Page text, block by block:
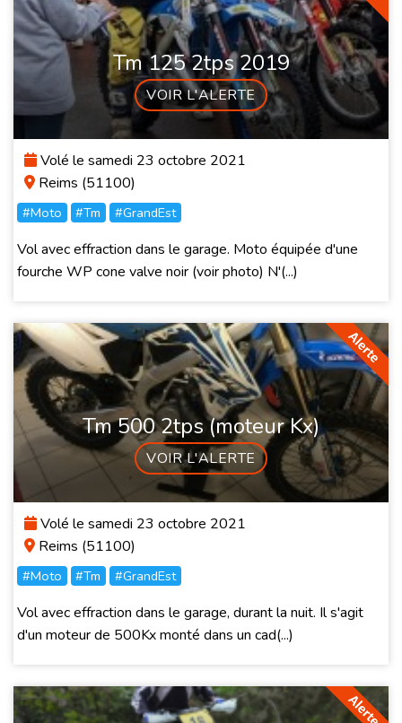
Tm 125 2tps 2019
VOIR L'ALERTE
Volé le samedi 23 octobre 2021
Reims (51100)
#Moto #Tm #GrandEst
Vol avec effraction dans le garage. Moto équipée d'une
fourche WP cone valve noir (voir photo) N'(...)
Tm 500 2tps (moteur Kx)
VOIR L'ALERTE
Volé le samedi 23 octobre 2021
Reims (51100)
#Moto #Tm #GrandEst
Vol avec effraction dans le garage, durant la nuit. Il s'agit
d'un moteur de 500Kx monté dans un cad(...)